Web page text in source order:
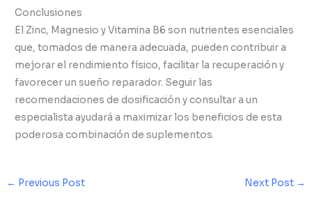
Conclusiones
El Zinc, Magnesio y Vitamina B6 son nutrientes esenciales
que, tomados de manera adecuada, pueden contribuir a
mejorar el rendimiento físico, facilitar la recuperación y
favorecer un sueño reparador. Seguir las
recomendaciones de dosificación y consultar a un
especialista ayudará a maximizar los beneficios de esta
poderosa combinación de suplementos.
← Previous Post Next Post →